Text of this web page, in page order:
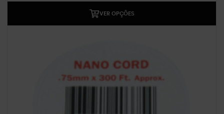
VER OPÇÕES